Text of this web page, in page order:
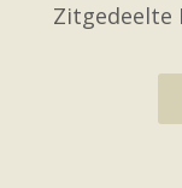
Zitgedeelte